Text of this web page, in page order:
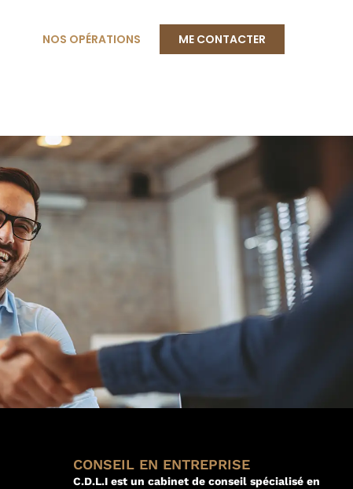
NOS OPÉRATIONS ME CONTACTER
CONSEIL EN ENTREPRISE
C.D.L.I est un cabinet de conseil spécialisé en